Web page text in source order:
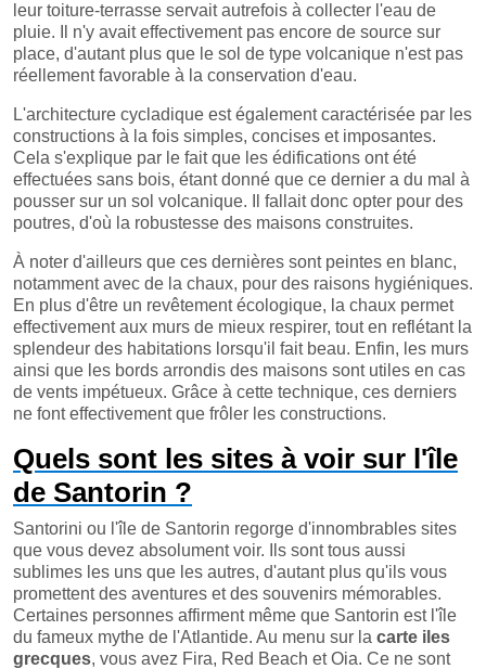
leur toiture-terrasse servait autrefois à collecter l'eau de
pluie. Il n'y avait effectivement pas encore de source sur
place, d'autant plus que le sol de type volcanique n'est pas
réellement favorable à la conservation d'eau.
L'architecture cycladique est également caractérisée par les
constructions à la fois simples, concises et imposantes.
Cela s'explique par le fait que les édifications ont été
effectuées sans bois, étant donné que ce dernier a du mal à
pousser sur un sol volcanique. Il fallait donc opter pour des
poutres, d'où la robustesse des maisons construites.
À noter d'ailleurs que ces dernières sont peintes en blanc,
notamment avec de la chaux, pour des raisons hygiéniques.
En plus d'être un revêtement écologique, la chaux permet
effectivement aux murs de mieux respirer, tout en reflétant la
splendeur des habitations lorsqu'il fait beau. Enfin, les murs
ainsi que les bords arrondis des maisons sont utiles en cas
de vents impétueux. Grâce à cette technique, ces derniers
ne font effectivement que frôler les constructions.
Quels sont les sites à voir sur l'île
de Santorin ?
Santorini ou l'île de Santorin regorge d'innombrables sites
que vous devez absolument voir. Ils sont tous aussi
sublimes les uns que les autres, d'autant plus qu'ils vous
promettent des aventures et des souvenirs mémorables.
Certaines personnes affirment même que Santorin est l'île
du fameux mythe de l'Atlantide. Au menu sur la carte iles
grecques, vous avez Fira, Red Beach et Oia. Ce ne sont